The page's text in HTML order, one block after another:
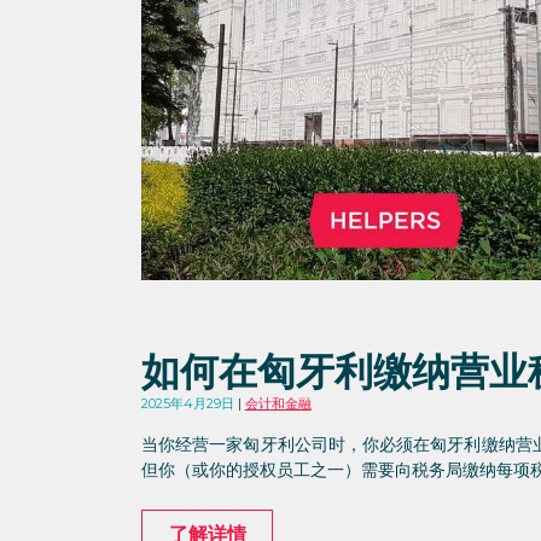
如何在匈牙利缴纳营业
2025年4月29日 会计和金融
当你经营一家匈牙利公司时，你必须在匈牙利缴纳
但你（或你的授权员工之一）需要向税务局缴纳每项
了解详情